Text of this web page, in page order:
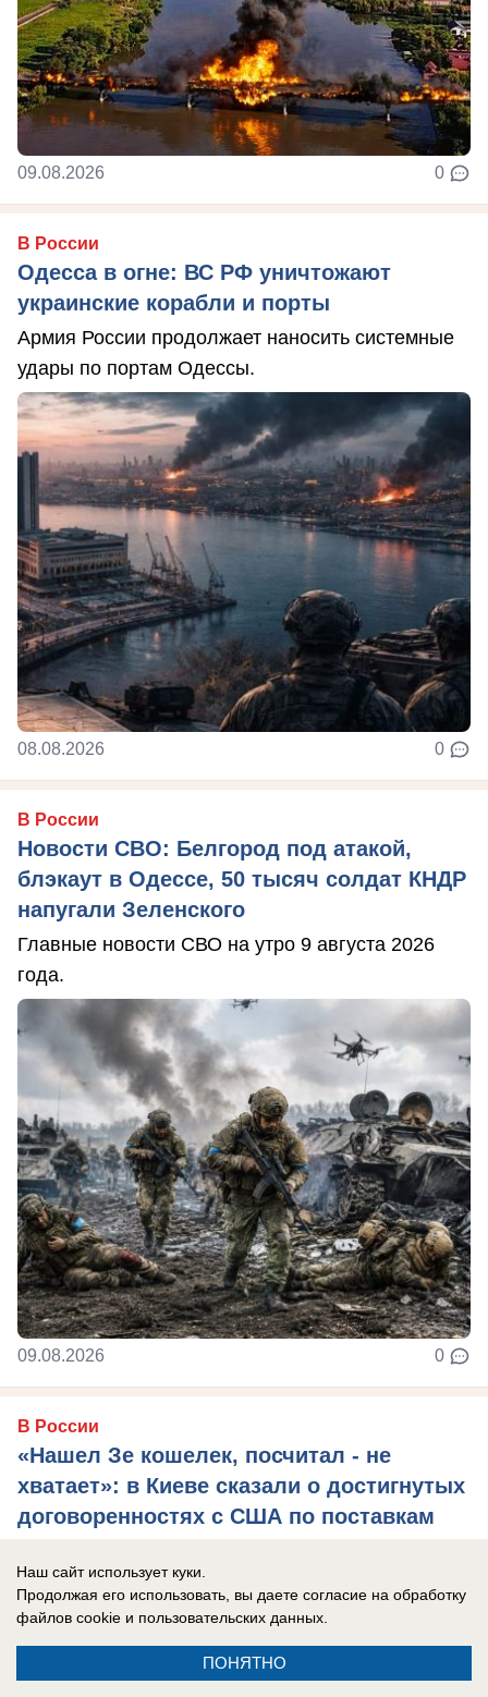
09.08.2026 0
В России
Одесса в огне: ВС РФ уничтожают
украинские корабли и порты
Армия России продолжает наносить системные
удары по портам Одессы.
08.08.2026 0
В России
Новости СВО: Белгород под атакой,
блэкаут в Одессе, 50 тысяч солдат КНДР
напугали Зеленского
Главные новости СВО на утро 9 августа 2026
года.
09.08.2026 0
В России
«Нашел Зе кошелек, посчитал - не
хватает»: в Киеве сказали о достигнутых
договоренностях с США по поставкам
Глава киевского режима признался, что просил
перехватчики у Израиля, но там даже за деньги
не продали.
Наш сайт использует куки.
Продолжая его использовать, вы даете согласие на обработку
файлов cookie и пользовательских данных.
ПОНЯТНО